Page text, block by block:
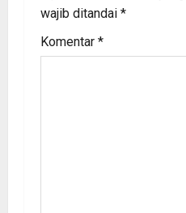
a
t
wajib ditandai *
Komentar *